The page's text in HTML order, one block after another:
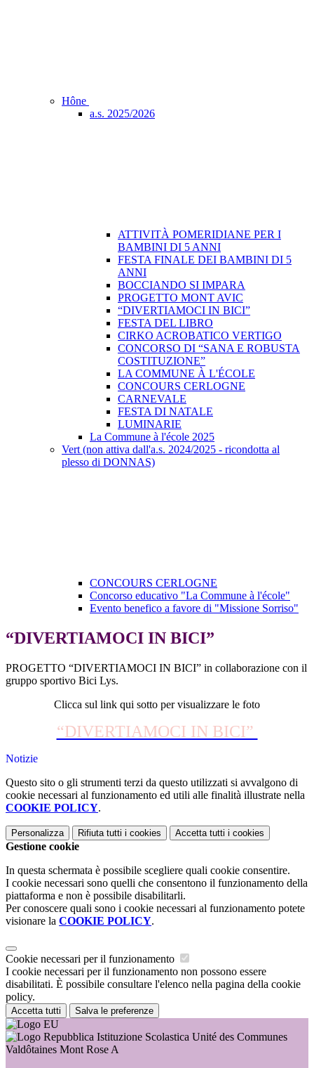
Hône
a.s. 2025/2026
ATTIVITÀ POMERIDIANE PER I
BAMBINI DI 5 ANNI
FESTA FINALE DEI BAMBINI DI 5
ANNI
BOCCIANDO SI IMPARA
PROGETTO MONT AVIC
“DIVERTIAMOCI IN BICI”
FESTA DEL LIBRO
CIRKO ACROBATICO VERTIGO
CONCORSO DI “SANA E ROBUSTA
COSTITUZIONE”
LA COMMUNE À L'ÉCOLE
CONCOURS CERLOGNE
CARNEVALE
FESTA DI NATALE
LUMINARIE
La Commune à l'école 2025
Vert (non attiva dall'a.s. 2024/2025 - ricondotta al
plesso di DONNAS)
CONCOURS CERLOGNE
Concorso educativo "La Commune à l'école"
Evento benefico a favore di "Missione Sorriso"
“DIVERTIAMOCI IN BICI”
PROGETTO “DIVERTIAMOCI IN BICI” in collaborazione con il
gruppo sportivo Bici Lys.
Clicca sul link qui sotto per visualizzare le foto
“DIVERTIAMOCI IN BICI”
Notizie
Questo sito o gli strumenti terzi da questo utilizzati si avvalgono di
cookie necessari al funzionamento ed utili alle finalità illustrate nella
COOKIE POLICY.
Personalizza Rifiuta tutti i cookies Accetta tutti i cookies
Gestione cookie
In questa schermata è possibile scegliere quali cookie consentire.
I cookie necessari sono quelli che consentono il funzionamento della
piattaforma e non è possibile disabilitarli.
Per conoscere quali sono i cookie necessari al funzionamento potete
visionare la COOKIE POLICY.
Cookie necessari per il funzionamento
I cookie necessari per il funzionamento non possono essere
disabilitati. È possibile consultare l'elenco nella pagina della cookie
policy.
Accetta tutti Salva le preferenze
Istituzione Scolastica Unité des Communes
Valdôtaines Mont Rose A